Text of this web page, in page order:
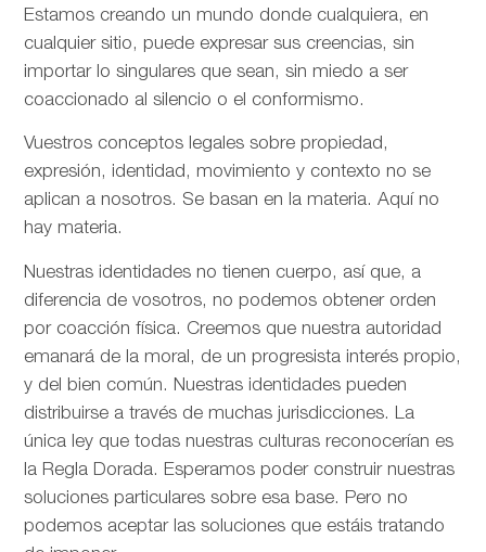
Estamos creando un mundo donde cualquiera, en
cualquier sitio, puede expresar sus creencias, sin
importar lo singulares que sean, sin miedo a ser
coaccionado al silencio o el conformismo.
Vuestros conceptos legales sobre propiedad,
expresión, identidad, movimiento y contexto no se
aplican a nosotros. Se basan en la materia. Aquí no
hay materia.
Nuestras identidades no tienen cuerpo, así que, a
diferencia de vosotros, no podemos obtener orden
por coacción física. Creemos que nuestra autoridad
emanará de la moral, de un progresista interés propio,
y del bien común. Nuestras identidades pueden
distribuirse a través de muchas jurisdicciones. La
única ley que todas nuestras culturas reconocerían es
la Regla Dorada. Esperamos poder construir nuestras
soluciones particulares sobre esa base. Pero no
podemos aceptar las soluciones que estáis tratando